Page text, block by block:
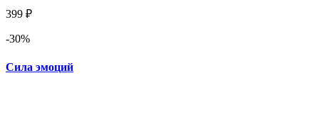
399 ₽
-30%
Сила эмоций